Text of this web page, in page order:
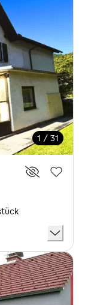
1 / 31